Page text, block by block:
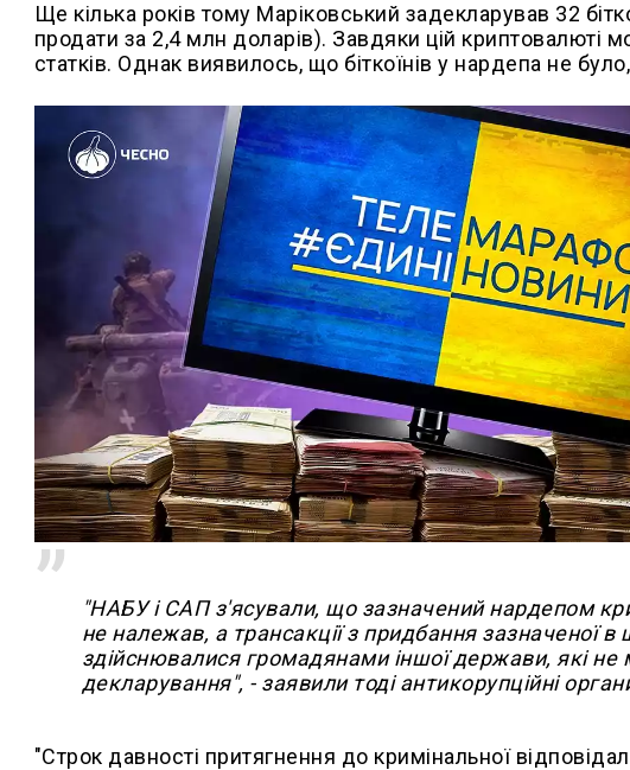
Ще кілька років тому Маріковський задекларував 32
продати за 2,4 млн доларів). Завдяки цій криптовалюті
статків. Однак виявилось, що біткоїнів у нардепа не
"НАБУ і САП з'ясували, що зазначений нардепом
не належав, а трансакції з придбання зазначеної в
здійснювалися громадянами іншої держави, які
декларування", - заявили тоді антикорупційні
"Строк давності притягнення до кримінальної